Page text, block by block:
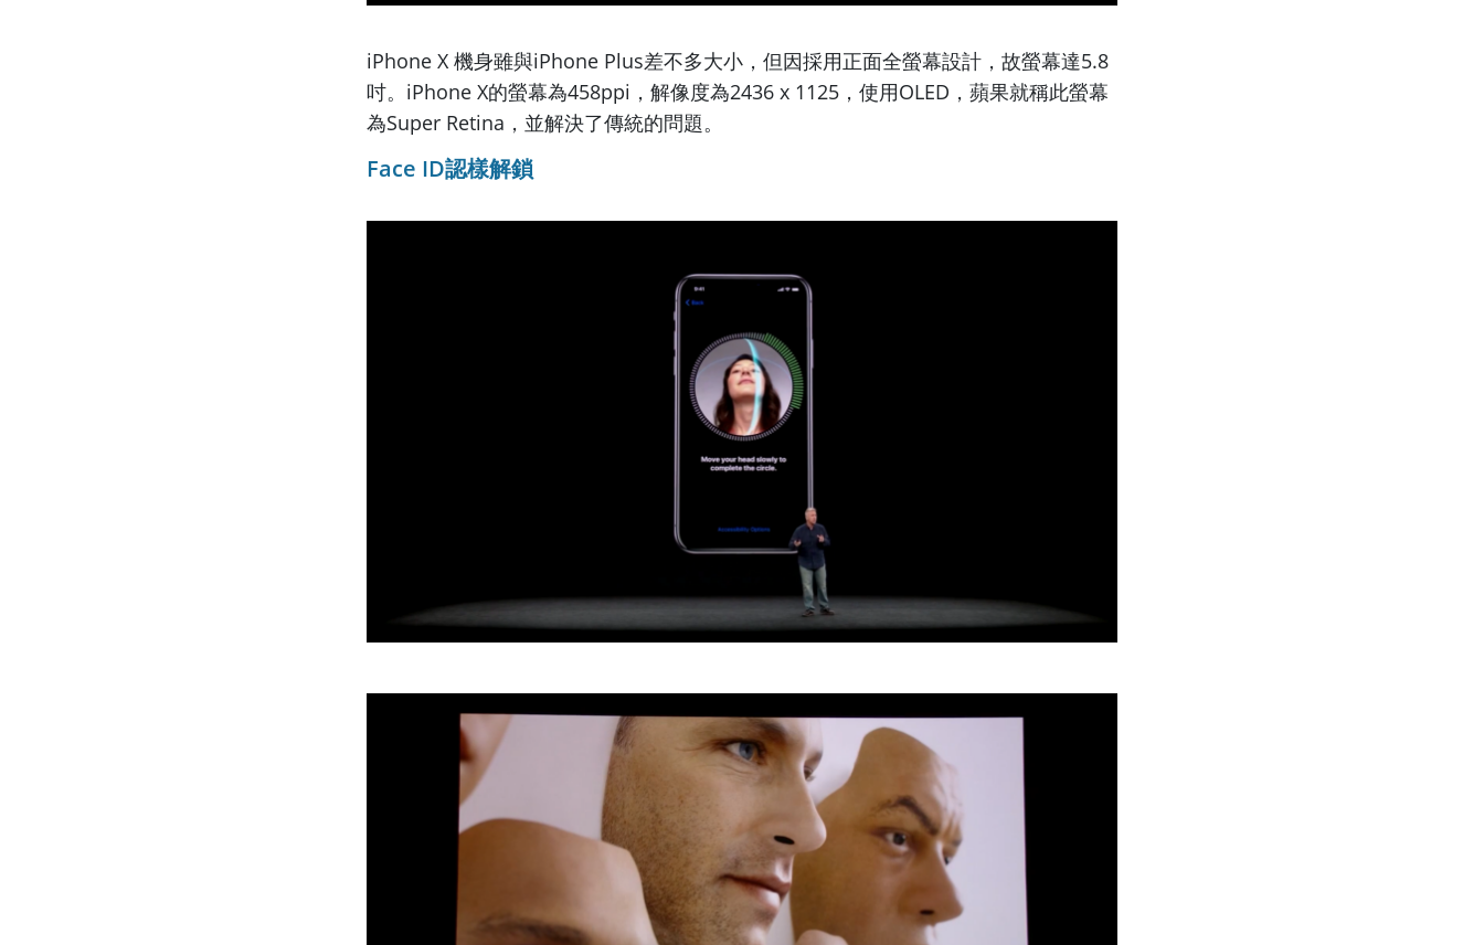
iPhone X 機身雖與iPhone Plus差不多大小，但因採用正面全螢幕設計，故螢幕達5.8
吋。iPhone X的螢幕為458ppi，解像度為2436 x 1125，使用OLED，蘋果就稱此螢幕
為Super Retina，並解決了傳統的問題。
Face ID認樣解鎖